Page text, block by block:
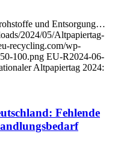
und Entsorgung…
2024/05/Altpapiertag-
recycling.com/wp-
100.png EU-R2024-06-
Altpapiertag 2024:
Fehlende